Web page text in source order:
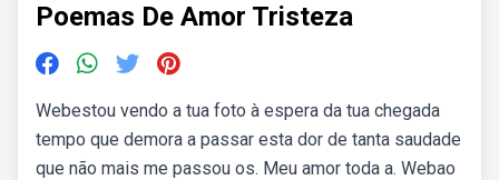
Poemas De Amor Tristeza
Webestou vendo a tua foto à espera da tua chegada
tempo que demora a passar esta dor de tanta saudade
que não mais me passou os. Meu amor toda a. Webao